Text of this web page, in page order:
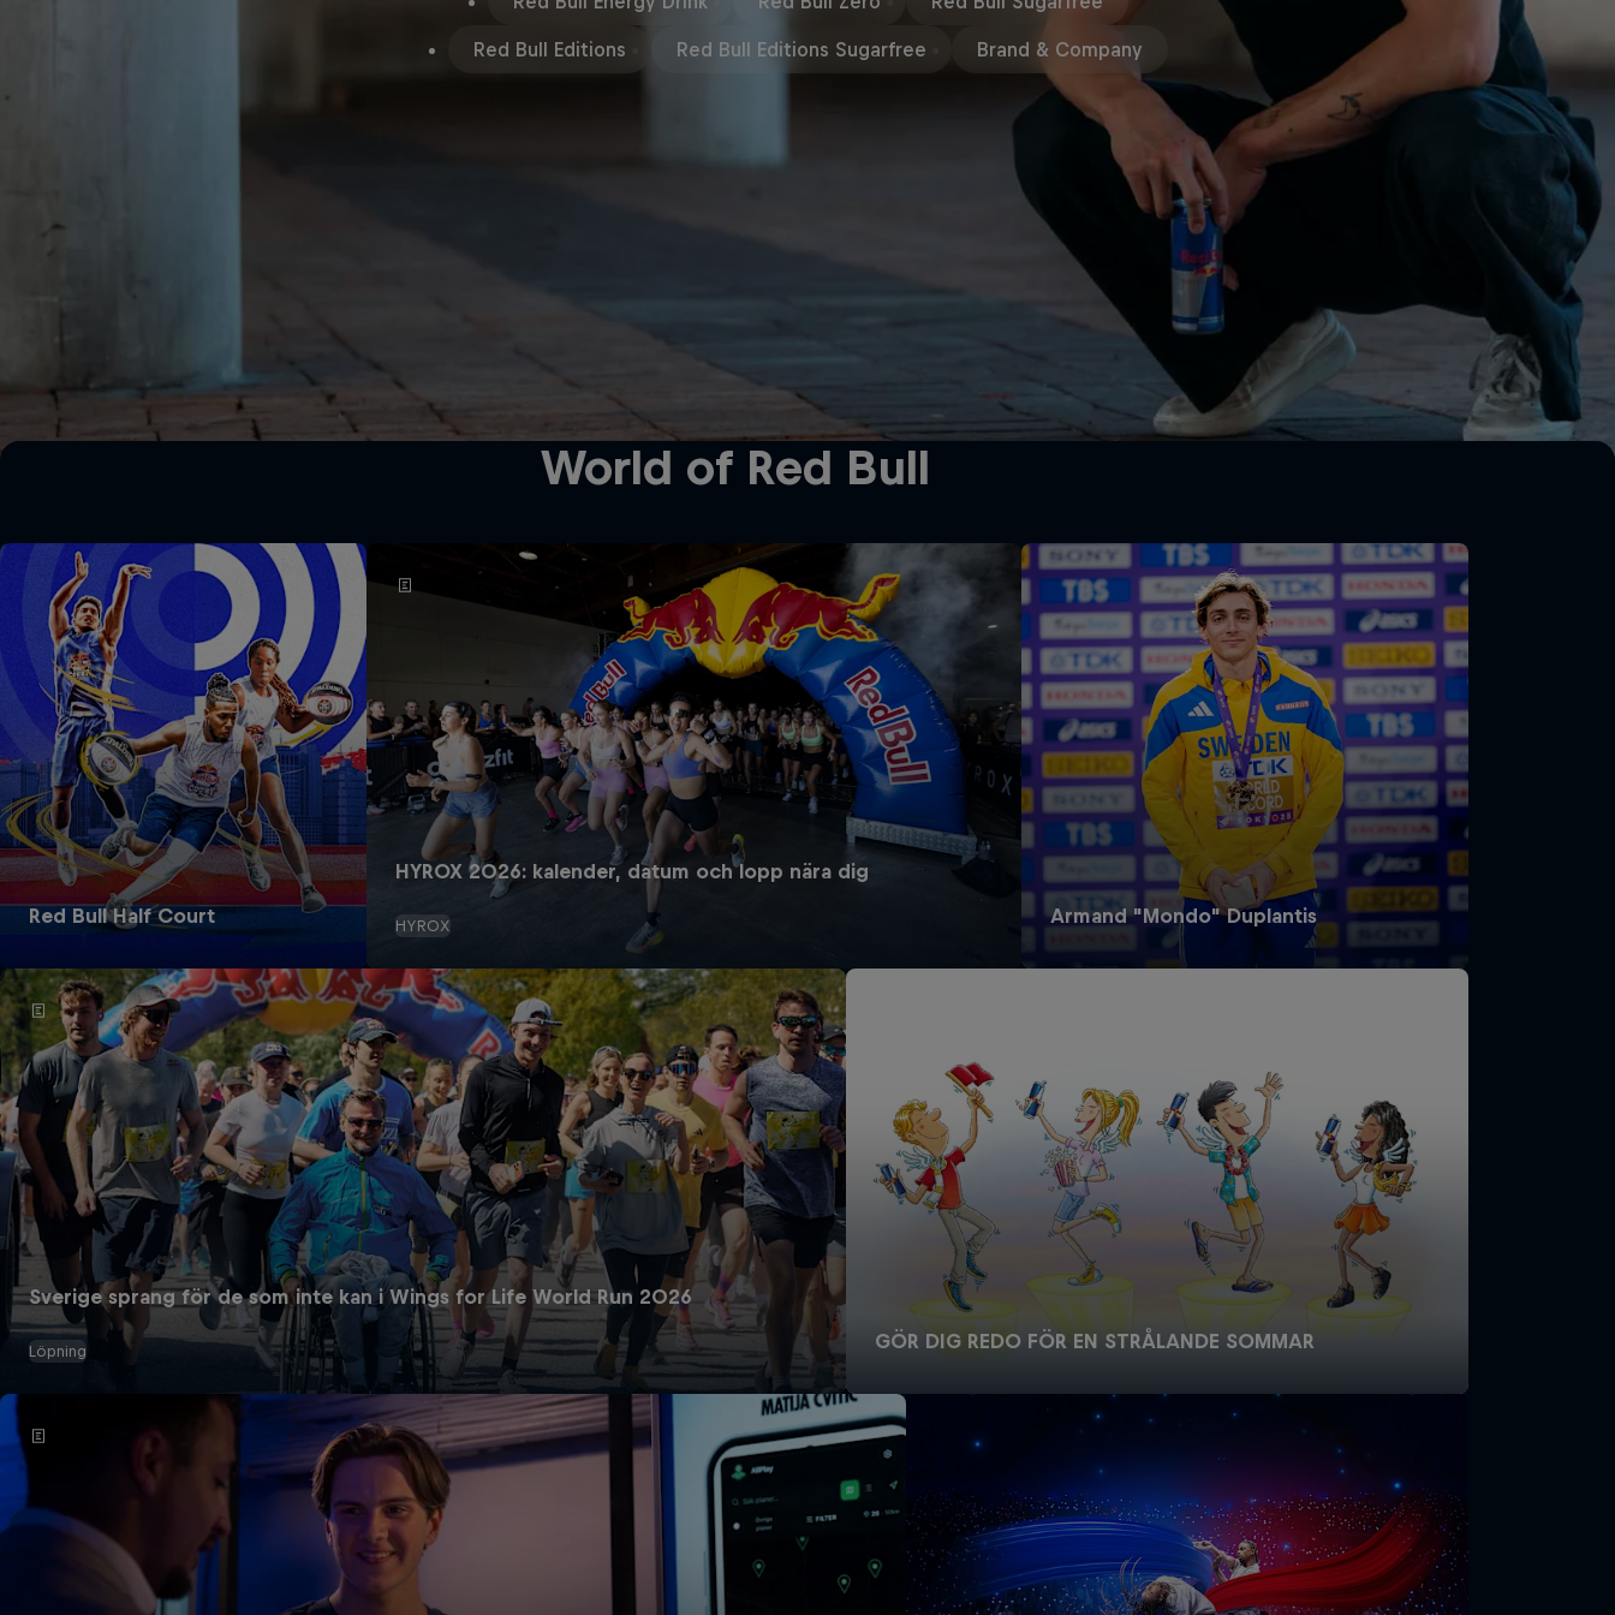
Red Bull Editions Red Bull Editions Sugarfree Brand & Company
World of Red Bull
Red Bull Half Court
HYROX 2026: kalender, datum och lopp nära dig
HYROX Armand "Mondo" Duplantis
Sverige sprang för de som inte kan i Wings for Life World Run 2026
Löpning GÖR DIG REDO FÖR EN STRÅLANDE SOMMAR